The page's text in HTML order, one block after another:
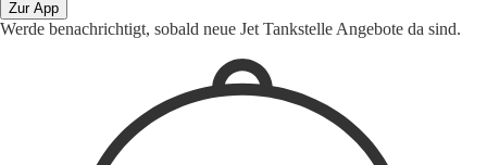
Zur App
Werde benachrichtigt, sobald neue Jet Tankstelle Angebote da sind.